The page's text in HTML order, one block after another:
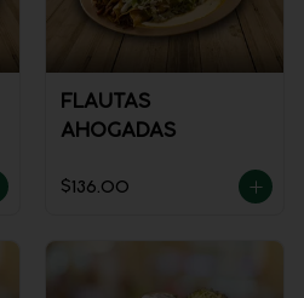
FLAUTAS
AHOGADAS
$136.00